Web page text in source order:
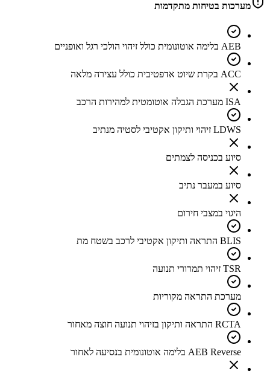
מערכות בטיחות מתקדמות
AEB בלימה אוטונומית כולל זיהוי הולכי רגל ואופניים
ACC בקרת שיוט אדפטיבית כולל עצירה מלאה
ISA מערכת הגבלה אוטומטית למהירות הרכב
LDWS זיהוי ותיקון אקטיבי לסטיה מנתיב
סיוע בכניסה לצמתים
סיוע במעבר נתיב
היגוי במצבי חירום
BLIS התראה ותיקון אקטיבי לרכב בשטח מת
TSR זיהוי תמרורי תנועה
מערכת התראה מקוריות
RCTA התראה ותיקון בזיהוי תנועה חוצה מאחור
AEB Reverse בלימה אוטונומית בנסיעה לאחור